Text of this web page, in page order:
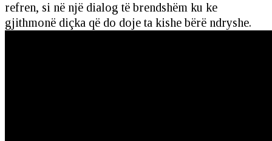
refren, si në një dialog të brendshëm ku ke
gjithmonë diçka që do doje ta kishe bërë ndryshe.